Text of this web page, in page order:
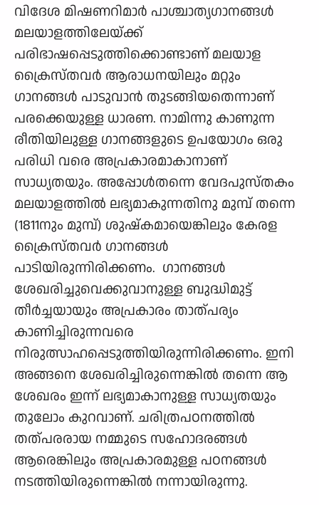
വിദേശ മിഷണറിമാർ പാശ്ചാത്യഗാനങ്ങൾ
മലയാളത്തിലേയ്ക്ക്
പരിഭാഷപ്പെടുത്തിക്കൊണ്ടാണ് മലയാള
ക്രൈസ്തവർ ആരാധനയിലും മറ്റും
ഗാനങ്ങൾ പാടുവാൻ തുടങ്ങിയതെന്നാണ്
പരക്കെയുള്ള ധാരണ. നാമിന്നു കാണുന്ന
രീതിയിലുള്ള ഗാനങ്ങളുടെ ഉപയോഗം ഒരു
പരിധി വരെ അപ്രകാരമാകാനാണ്
സാധ്യതയും. അപ്പോൾതന്നെ വേദപുസ്തകം
മലയാളത്തിൽ ലഭ്യമാകുന്നതിനു മുമ്പ് തന്നെ
(1811നും മുമ്പ്) ശുഷ്കമായെങ്കിലും കേരള
ക്രൈസ്തവർ ഗാനങ്ങൾ
പാടിയിരുന്നിരിക്കണം. ഗാനങ്ങൾ
ശേഖരിച്ചുവെക്കുവാനുള്ള ബുദ്ധിമുട്ട്
തീർച്ചയായും അപ്രകാരം താത്പര്യം
കാണിച്ചിരുന്നവരെ
നിരുത്സാഹപ്പെടുത്തിയിരുന്നിരിക്കണം. ഇനി
അങ്ങനെ ശേഖരിച്ചിരുന്നെങ്കിൽ തന്നെ ആ
ശേഖരം ഇന്ന് ലഭ്യമാകാനുള്ള സാധ്യതയും
തുലോം കുറവാണ്. ചരിത്രപഠനത്തിൽ
തത്പരരായ നമ്മുടെ സഹോദരങ്ങൾ
ആരെങ്കിലും അപ്രകാരമുള്ള പഠനങ്ങൾ
നടത്തിയിരുന്നെങ്കിൽ നന്നായിരുന്നു.